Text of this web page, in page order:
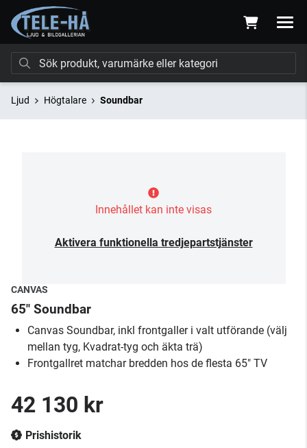
Ljud Högtalare Soundbar
Innehållet kan inte visas
Aktivera funktionella tredjepartstjänster
CANVAS
65" Soundbar
Canvas Soundbar, inkl frontgaller i valt utförande (välj
mellan tyg, Kvadrat-tyg och äkta trä)
Frontgallret matchar bredden hos de flesta 65" TV
42 130 kr
Prishistorik